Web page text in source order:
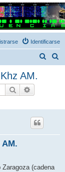
Identificarse
AM.
Buscar
(cadena